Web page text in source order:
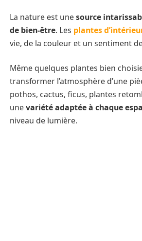
La nature est unesource
de bien-être. Les plantes
vie, de la couleur et un sentiment
Même quelques plantes bien
transformer l’atmosphère d’une
pothos, cactus, ficus, plantes
unevariété adaptée à chaque
niveau de lumière.